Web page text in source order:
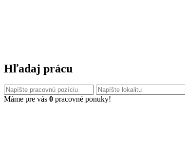
Hľadaj prácu
Máme pre vás 0 pracovné ponuky!